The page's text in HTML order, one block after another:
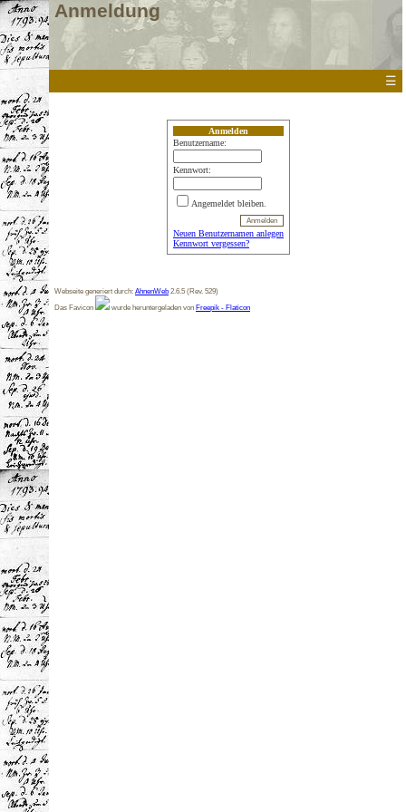
Anmeldung
☰
Anmelden
Benutzername:
Kennwort:
Angemeldet bleiben.
Neuen Benutzernamen anlegen
Kennwort vergessen?
Webseite generiert durch: AhnenWeb 2.6.5 (Rev. 529)
Das Favicon
wurde heruntergeladen von Freepik - Flaticon